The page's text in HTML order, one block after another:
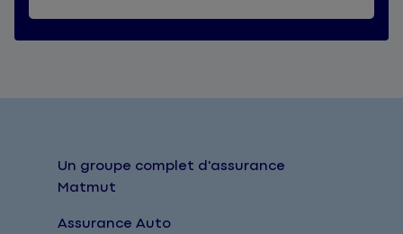
Un groupe complet d'assurance
Matmut
Assurance Auto